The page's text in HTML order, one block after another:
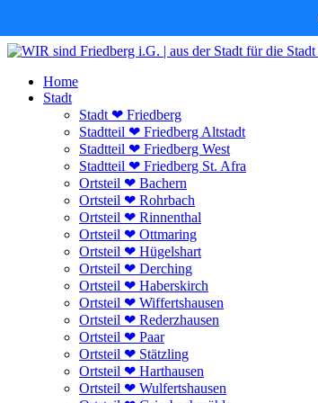
Zum
springenHome
Stadt
Stadt ❤ Friedberg
Stadtteil ❤ Friedberg Altstadt
Stadtteil ❤ Friedberg West
Stadtteil ❤ Friedberg St. Afra
Ortsteil ❤ Bachern
Ortsteil ❤ Rohrbach
Ortsteil ❤ Rinnenthal
Ortsteil ❤ Ottmaring
Ortsteil ❤ Hügelshart
Ortsteil ❤ Derching
Ortsteil ❤ Haberskirch
Ortsteil ❤ Wiffertshausen
Ortsteil ❤ Rederzhausen
Ortsteil ❤ Paar
Ortsteil ❤ Stätzling
Ortsteil ❤ Harthausen
Ortsteil ❤ Wulfertshausen